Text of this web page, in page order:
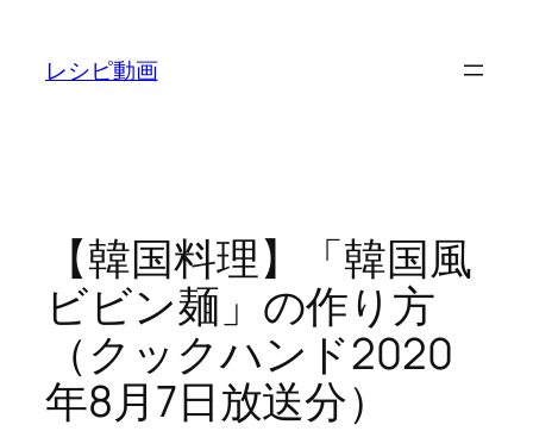
レシピ動画
【韓国料理】「韓国風
ビビン麺」の作り方
（クックハンド2020
年8月7日放送分）